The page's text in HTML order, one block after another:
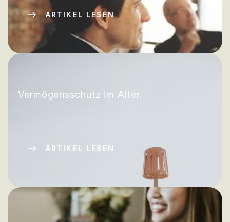
ARTIKEL LESEN
Vermögensschutz im Alter.
ARTIKEL LESEN